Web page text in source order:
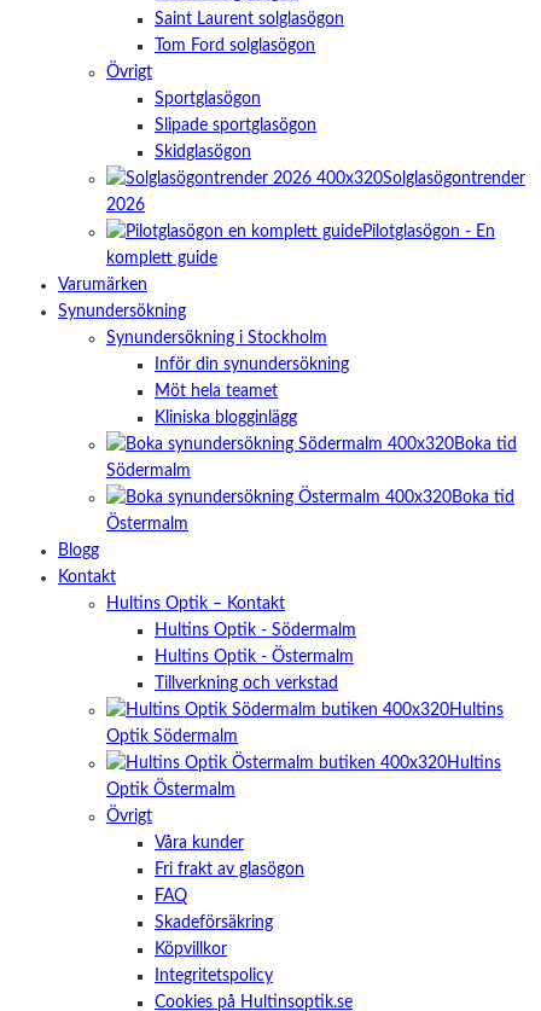
Saint Laurent solglasögon
Tom Ford solglasögon
Övrigt
Sportglasögon
Slipade sportglasögon
Skidglasögon
Solglasögontrender
2026
Pilotglasögon - En
komplett guide
Varumärken
Synundersökning
Synundersökning i Stockholm
Inför din synundersökning
Möt hela teamet
Kliniska blogginlägg
Boka tid
Södermalm
Boka tid
Östermalm
Blogg
Kontakt
Hultins Optik – Kontakt
Hultins Optik - Södermalm
Hultins Optik - Östermalm
Tillverkning och verkstad
Hultins
Optik Södermalm
Hultins
Optik Östermalm
Övrigt
Våra kunder
Fri frakt av glasögon
FAQ
Skadeförsäkring
Köpvillkor
Integritetspolicy
Cookies på Hultinsoptik.se